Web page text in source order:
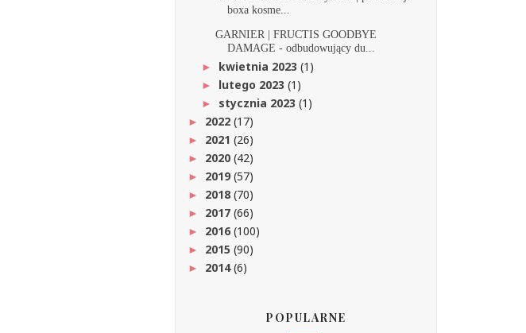
boxa kosme...
GARNIER | FRUCTIS GOODBYE
DAMAGE - odbudowujący du...
► kwietnia 2023 (1)
► lutego 2023 (1)
► stycznia 2023 (1)
► 2022 (17)
► 2021 (26)
► 2020 (42)
► 2019(57)
► 2018 (70)
► 2017 (66)
► 2016(100)
► 2015 (90)
► 2014(6)
POPULARNE